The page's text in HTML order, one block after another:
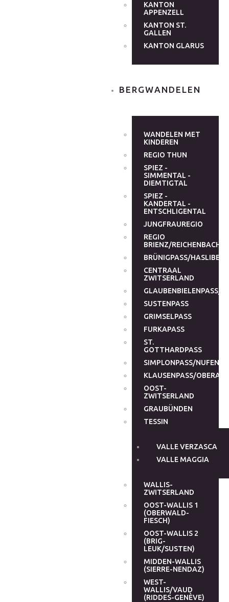
KANTON
APPENZELL
KANTON ST.
GALLEN
KANTON GLARUS
BERGWANDELEN
WANDELEN MET
KINDEREN
REGIO THUN
SPIEZ -
SIMMENTAL -
DIEMTIGTAL
SPIEZ -
KANDERTAL -
ENTSCHLIGENTAL
JUNGFRAUREGIO
REGIO
BRIENZ/
BRÜNIGPASS/HASLIBERG
CENTRAAL
ZWITSERLAND
GLAUBENBIELENPASS/
SUSTENPASS
GRIMSELPASS
FURKAPASS
ST.
GOTTHARDPASS
SIMPLONPASS/
KLAUSENPASS/
OOST-
ZWITSERLAND
GRAUBÜNDEN
TESSIN
VALLE VERZASCA
VALLE MAGGIA
WALLIS-
ZWITSERLAND
OOST-WALLIS 1
(OBERWALD-
FIESCH)
OOST-WALLIS 2
(BRIG-
LEUK/SUSTEN)
MIDDEN-WALLIS
(SIERRE-NENDAZ)
WEST-
WALLIS/VAUD
(RIDDES-GENÈVE)